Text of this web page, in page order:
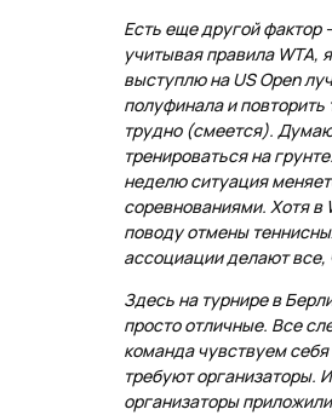
Есть еще другой фактор
учитывая правила WTA,
выступлю на US Open
полуфинала и повторить
трудно (смеется).
тренироваться на
неделю ситуация
соревнованиями. Хотя в
поводу отмены
ассоциации делают все,
Здесь на турнире в
просто отличные. Все
команда чувствуем
требуют организаторы.
организаторы